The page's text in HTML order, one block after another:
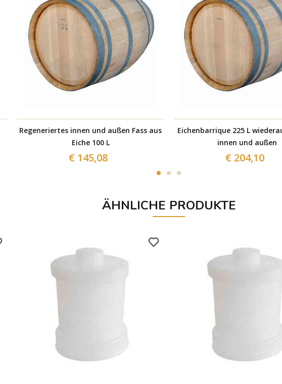
Regeneriertes innen und außen Fass aus
Eiche 100 L
€ 145,08
Eichenbarrique 225 L
innen und außen
€ 204,10
ÄHNLICHE PRODUKTE